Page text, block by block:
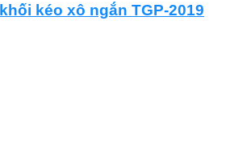
kéo xô ngắn TGP-2019